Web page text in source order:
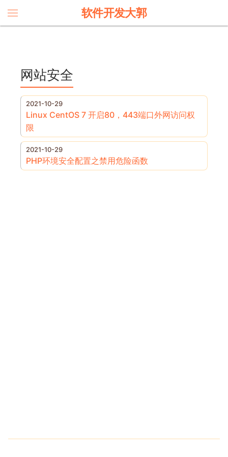
软件开发大郭
网站安全
2021-10-29
Linux CentOS 7 开启80，443端口外网访问权
限
2021-10-29
PHP环境安全配置之禁用危险函数